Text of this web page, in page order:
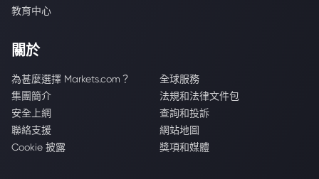
教育中心
關於
為甚麼選擇 Markets.com？
全球服務
集團簡介
法規和法律文件包
安全上網
查詢和投訴
聯絡支援
網站地圖
Cookie 披露
獎項和媒體